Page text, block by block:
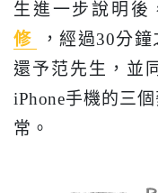
生進一步說明後
修
，經過30分
還予范先生，並
iPhone手機的三
常。